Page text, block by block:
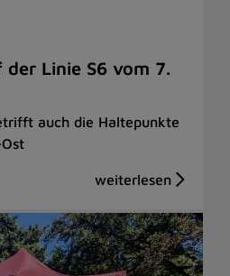
Linie S6 vom 7.
auch die Haltepunkte